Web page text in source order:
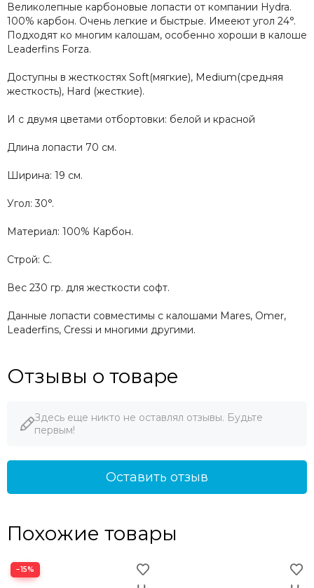
Великолепные карбоновые лопасти от компании Hydra.
100% карбон. Очень легкие и быстрые. Имееют угол 24°.
Подходят ко многим калошам, особенно хороши в калоше
Leaderfins Forza.
Доступны в жесткостях Soft(мягкие), Medium(средняя
жесткость), Hard (жесткие).
И с двумя цветами отбортовки: белой и красной
Длина лопасти 70 см.
Ширина: 19 см.
Угол: 30°.
Материал: 100% Карбон.
Строй: C.
Вес 230 гр. для жесткости софт.
Данные лопасти совместимы с калошами Mares, Omer,
Leaderfins, Cressi и многими другими.
Отзывы о товаре
Здесь еще никто не оставлял отзывы. Будьте
первым!
Оставить отзыв
Похожие товары
−15%